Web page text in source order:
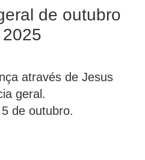
de outubro
através de Jesus
geral.
de outubro.